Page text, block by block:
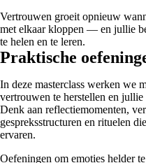
Vertrouwen groeit opnieuw
met elkaar kloppen — en jullie
te helen en te leren.
Praktische
In deze masterclass werken we
vertrouwen te herstellen en
Denk aan reflectiemomenten,
gespreksstructuren en rituelen
ervaren.
Oefeningen om emoties helder